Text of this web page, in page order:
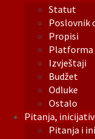
Statut
Poslovnik
Propisi
Platforma
Izvještaji
Budžet
Odluke
Ostalo
Pitanja,
Pitanja i